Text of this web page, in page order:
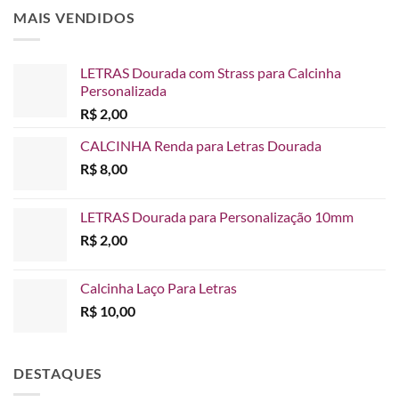
MAIS VENDIDOS
LETRAS Dourada com Strass para Calcinha
Personalizada
R$ 2,00
CALCINHA Renda para Letras Dourada
R$8,00
LETRAS Dourada para Personalização 10mm
R$ 2,00
Calcinha Laço Para Letras
R$ 10,00
DESTAQUES